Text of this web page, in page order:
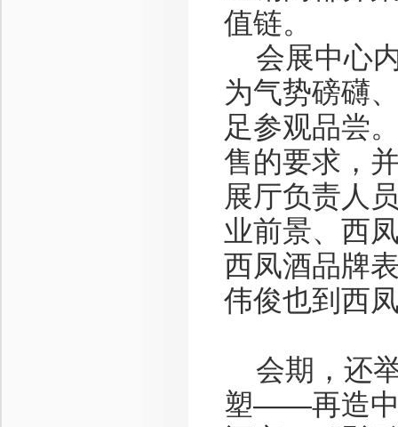
值
会展中心
为气势磅礴
足参观品尝
售的要求，
展厅负责人
业前景、西
西凤酒品牌
伟俊也到西
会期，还
塑——再造中